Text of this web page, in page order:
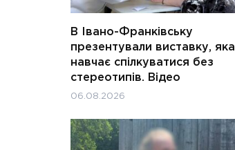
В Івано-Франківську
презентували виставку, яка
навчає спілкуватися без
стереотипів. Відео
06.08.2026